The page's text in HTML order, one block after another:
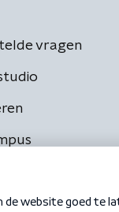
vragen